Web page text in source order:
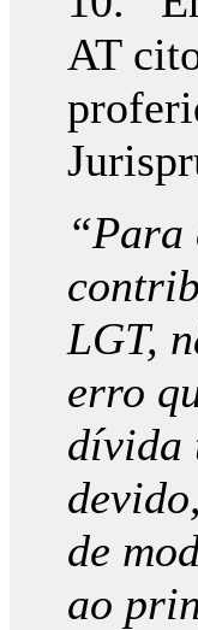
AT
“Para
LGT,
erro
dívida
de
ao